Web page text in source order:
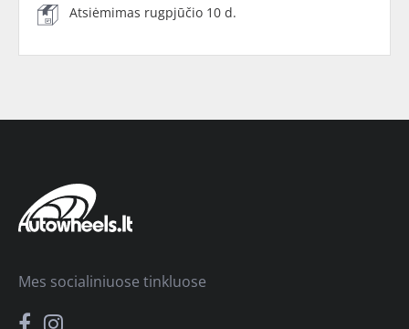
Atsiėmimas rugpjūčio 10 d.
Mes socialiniuose tinkluose